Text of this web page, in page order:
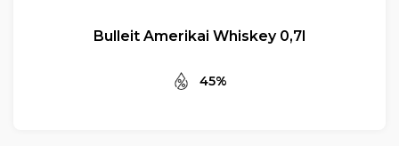
Bulleit Amerikai Whiskey 0,7l
45%